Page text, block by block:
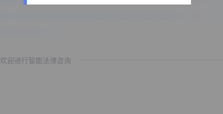
欢迎进行智能法律咨询